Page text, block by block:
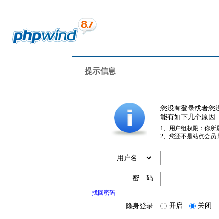
提示信息
您没有登录或者您
能有如下几个原因
1、用户组权限：你所
2、您还不是站点会员
密 码
找回密码
隐身登录 开启 关闭